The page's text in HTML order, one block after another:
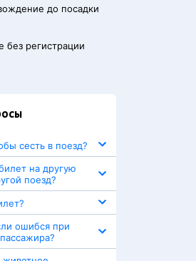
до посадки
регистрации
сесть в поезд?
на другую
поезд?
ошибся при